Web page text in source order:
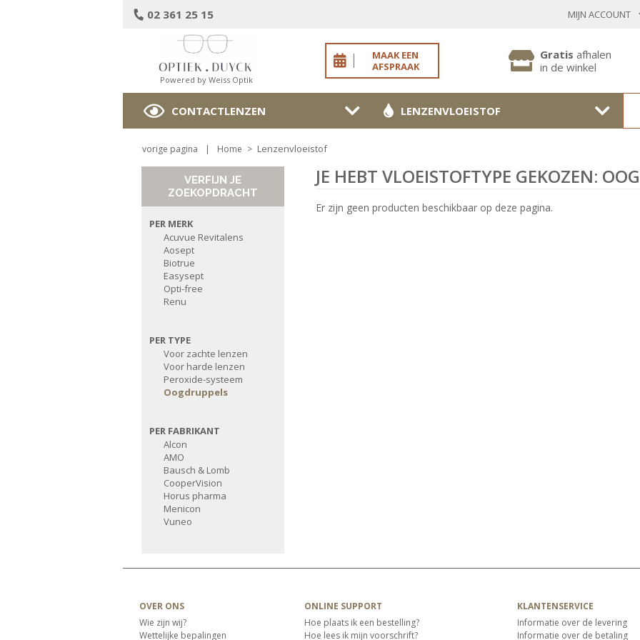
02 361 25 15 MIJN ACCOUNT
INLOGGEN BESTAANDE KLANT
BEVESTIGEN
Powered by Weiss Optik
MAAK EEN
AFSPRAAK
Gratis afhalen
in de winkel
CONTACTLENZEN LENZENVLOEISTOF
vorige pagina | Home > Lenzenvloeistof
VERFIJN JE
ZOEKOPDRACHT
PER MERK
Acuvue Revitalens
Aosept
Biotrue
Easysept
Opti-free
Renu
PER TYPE
Voor zachte lenzen
Voor harde lenzen
Peroxide-systeem
Oogdruppels
PER FABRIKANT
Alcon
AMO
Bausch & Lomb
CooperVision
Horus pharma
Menicon
Vuneo
JE HEBT VLOEISTOFTYPE GEKOZEN:
Er zijn geen producten beschikbaar op deze pagina.
OVER ONS
Wie zijn wij?
Wettelijke bepalingen
ONLINE SUPPORT
Hoe plaats ik een bestelling?
Hoe lees ik mijn voorschrift?
KLANTENSERVICE
Informatie over de levering
Informatie over de betaling